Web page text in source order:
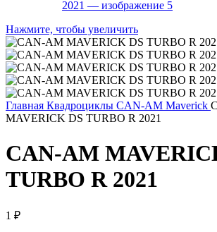
Нажмите, чтобы увеличить
Главная Квадроциклы CAN-AM Maverick
MAVERICK DS TURBO R 2021
CAN-AM
TURBO R 2021
1 ₽